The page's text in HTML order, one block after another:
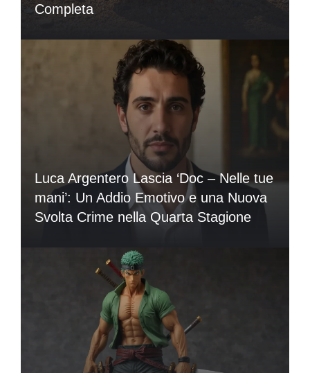
Completa
Luca Argentero Lascia ‘Doc – Nelle tue
mani’: Un Addio Emotivo e una Nuova
Svolta Crime nella Quarta Stagione